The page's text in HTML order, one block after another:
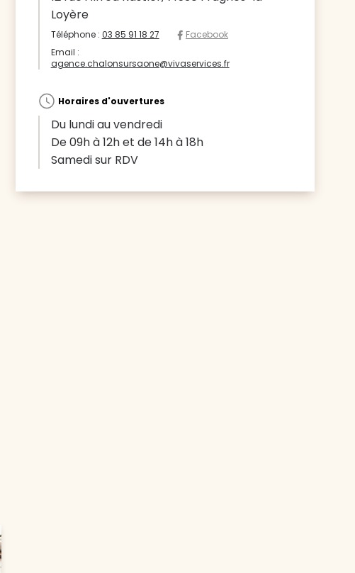
Loyère
Téléphone : 03 85 91 18 27
Facebook
Email :
agence.chalonsursaone@vivaservices.fr
Horaires d'ouvertures
Du lundi au vendredi
De 09h à 12h et de 14h à 18h
Samedi sur RDV